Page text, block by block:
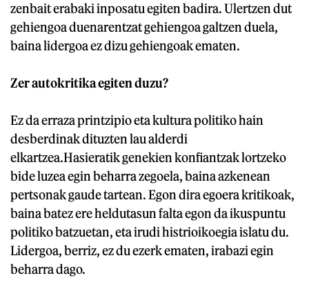
zenbait erabaki inposatu egiten badira. Ulertzen dut
gehiengoa duenarentzat gehiengoa galtzen duela,
baina lidergoa ez dizu gehiengoak ematen.
Zer autokritika egiten duzu?
Ez da erraza printzipio eta kultura politiko hain
desberdinak dituzten lau alderdi
elkartzea.Hasieratik genekien konfiantzak lortzeko
bide luzea egin beharra zegoela, baina azkenean
pertsonak gaude tartean. Egon dira egoera kritikoak,
baina batez ere heldutasun falta egon da ikuspuntu
politiko batzuetan, eta irudi histrioikoegia islatu du.
Lidergoa, berriz, ez du ezerk ematen, irabazi egin
beharra dago.